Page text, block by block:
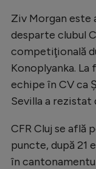
Ziv Morgan este
desparte clubul
competiţională
Konoplyanka. La
echipe în CV ca
Sevilla a rezistat
CFR Cluj se află
puncte, după 21
în